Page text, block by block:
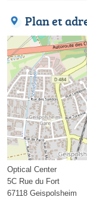
Plan et
Optical Center
5C Rue du Fort
67118 Geispolsheim